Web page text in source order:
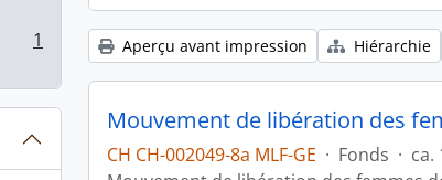
1 Aperçu avant impression Hiérarchie
Mouvement de libération des
CH CH-002049-8a MLF-GE · Fonds · ca.